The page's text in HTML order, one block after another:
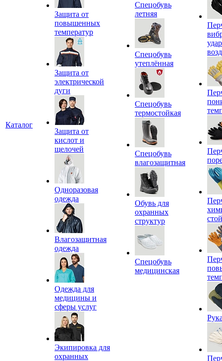
Каталог
Защита от
повышенных
температур
Защита от
электрической
дуги
Защита от
кислот и
щелочей
Одноразовая
одежда
Влагозащитная
одежда
Одежда для
медицины и
сферы услуг
Экипировка для
охранных
Спецобувь
летняя
Спецобувь
утеплённая
Спецобувь
термостойкая
Спецобувь
влагозащитная
Обувь для
охранных
структур
Спецобувь
медицинская